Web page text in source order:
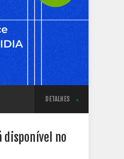
DETALHES
disponível no